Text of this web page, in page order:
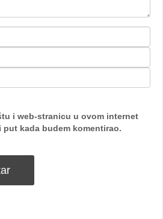
i web-stranicu u ovom internet
kada budem komentirao.